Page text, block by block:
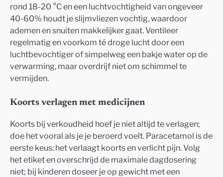
rond 18-20 °C en een luchtvochtigheid van ongeveer
40-60% houdt je slijmvliezen vochtig, waardoor
ademen en snuiten makkelijker gaat. Ventileer
regelmatig en voorkom té droge lucht door een
luchtbevochtiger of simpelweg een bakje water op de
verwarming, maar overdrijf niet om schimmel te
vermijden.
Koorts verlagen met medicijnen
Koorts bij verkoudheid hoef je niet altijd te verlagen;
doe het vooral als je je beroerd voelt. Paracetamol is de
eerste keus: het verlaagt koorts en verlicht pijn. Volg
het etiket en overschrijd de maximale dagdosering
niet; bij kinderen doseer je op gewicht met een